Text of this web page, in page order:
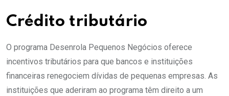
Crédito tributário
O programa Desenrola Pequenos Negócios oferece
incentivos tributários para que bancos e instituições
financeiras renegociem dívidas de pequenas empresas. As
instituições que aderiram ao programa têm direito a um